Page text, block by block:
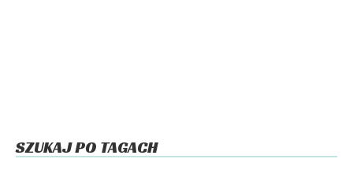
SZUKAJ PO TAGACH